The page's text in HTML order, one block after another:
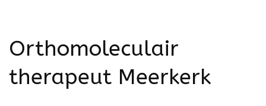
Orthomoleculair
therapeut Meerkerk